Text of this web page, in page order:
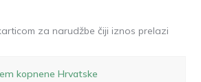
za narudžbe čiji iznos prelazi
kopnene Hrvatske